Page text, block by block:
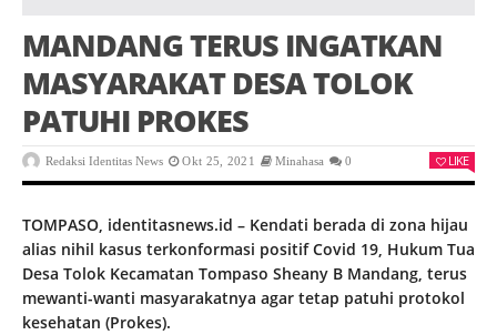
MANDANG TERUS INGATKAN
MASYARAKAT DESA TOLOK
PATUHI PROKES
Redaksi Identitas News Okt 25, 2021 Minahasa 0 LIKE
TOMPASO, identitasnews.id – Kendati berada di zona hijau
alias nihil kasus terkonformasi positif Covid 19, Hukum Tua
Desa Tolok Kecamatan Tompaso Sheany B Mandang, terus
mewanti-wanti masyarakatnya agar tetap patuhi protokol
kesehatan (Prokes).